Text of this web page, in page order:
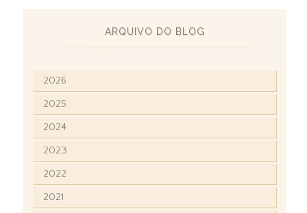
ARQUIVO DO BLOG
2026
2025
2024
2023
2022
2021